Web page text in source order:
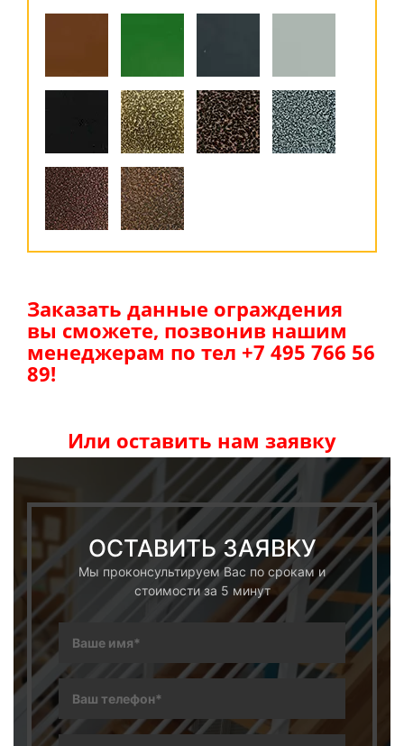
Заказать данные ограждения
вы сможете, позвонив нашим
менеджерам по тел +7 495 766 56
89!
Или оставить нам заявку
ОСТАВИТЬ ЗАЯВКУ
Мы проконсультируем Вас по срокам и
стоимости за 5 минут